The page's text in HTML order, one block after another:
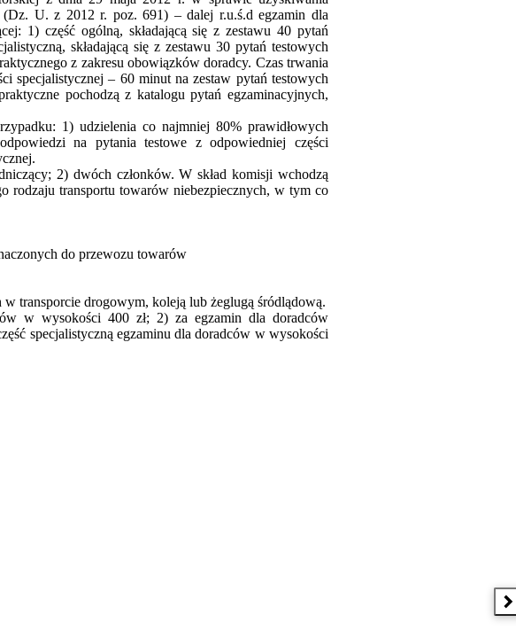
(Dz. U. z 2012 r. poz. 691) – dalej r.u.ś.d egzamin dla
1) część ogólną, składającą się z zestawu 40 pytań
składającą się z zestawu 30 pytań testowych
z zakresu obowiązków doradcy. Czas trwania
specjalistycznej – 60 minut na zestaw pytań testowych
pochodzą z katalogu pytań egzaminacyjnych,
1) udzielenia co najmniej 80% prawidłowych
na pytania testowe z odpowiedniej części
2) dwóch członków. W skład komisji wchodzą
rodzaju transportu towarów niebezpiecznych, w tym co
do przewozu towarów
transporcie drogowym, koleją lub żeglugą śródlądową.
w wysokości 400 zł; 2) za egzamin dla doradców
specjalistyczną egzaminu dla doradców w wysokości